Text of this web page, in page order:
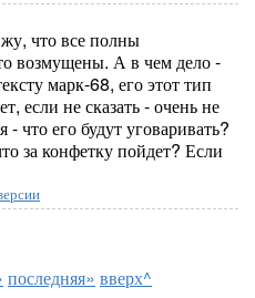
что все полны
возмущены. А в чем дело -
марк-68, его этот тип
если не сказать - очень не
что его будут уговаривать?
за конфетку пойдет? Если
последняя» вверх^